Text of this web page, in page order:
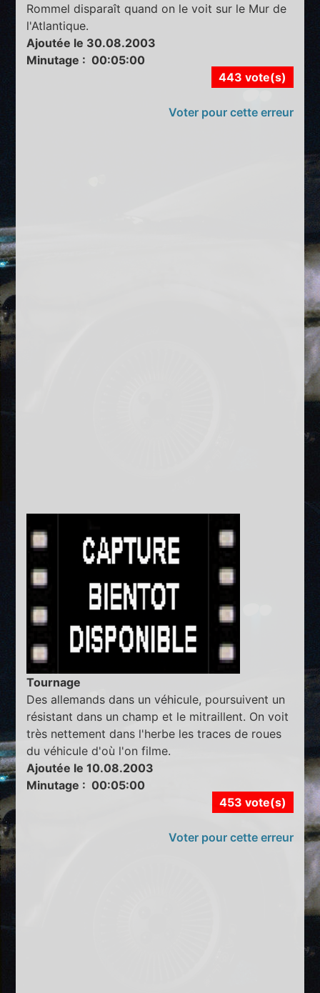
Rommel disparaît quand on le voit sur le Mur de
l'Atlantique.
Ajoutée le 30.08.2003
Minutage : 00:05:00
443 vote(s)
Voter pour cette erreur
Tournage
Des allemands dans un véhicule, poursuivent un
résistant dans un champ et le mitraillent. On voit
très nettement dans l'herbe les traces de roues
du véhicule d'où l'on filme.
Ajoutée le 10.08.2003
Minutage : 00:05:00
453 vote(s)
Voter pour cette erreur